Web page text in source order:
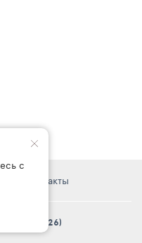
Контакты
(2003 - 2026)
с